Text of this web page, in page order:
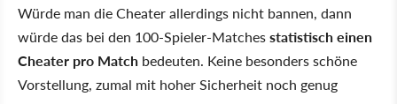
Würde man die Cheater allerdings nicht bannen, dann
würde das bei den 100-Spieler-Matchesstatistisch einen
Cheater pro Match bedeuten. Keine besonders schöne
Vorstellung, zumal mit hoher Sicherheit noch genug